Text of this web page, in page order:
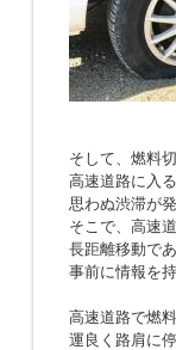
そして、燃料切
高速道路に入
思わぬ渋滞が
そこで、高速
長距離移動で
事前に情報を
高速道路で燃
運良く路肩に